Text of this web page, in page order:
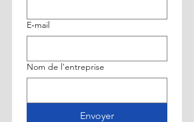
E‑mail
Nom de l'entreprise
Envoyer